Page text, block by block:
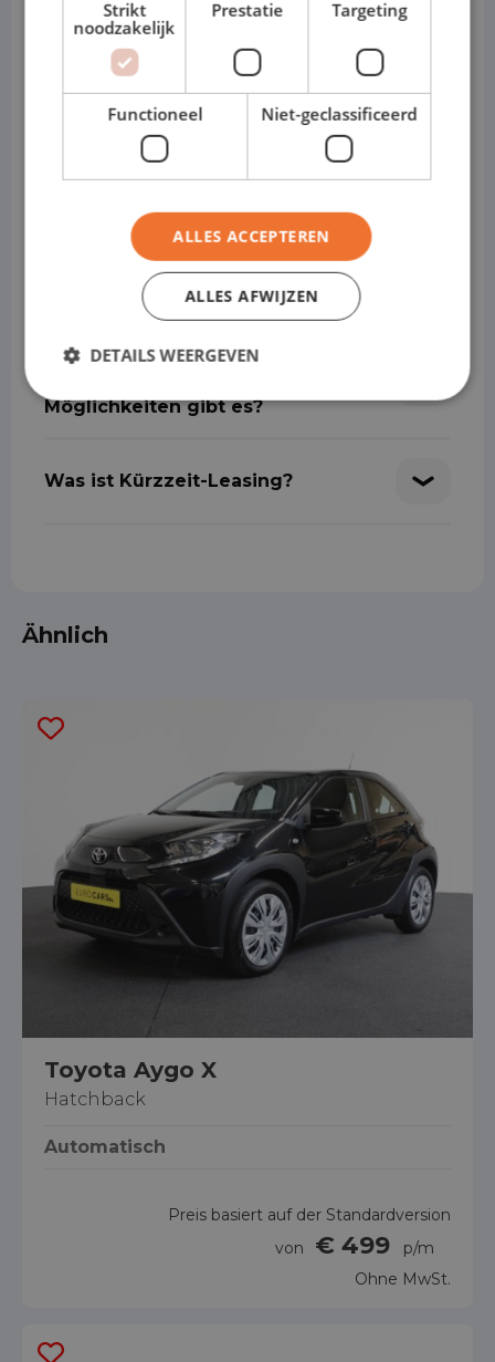
Ich bin ein Startunternehmer
Möglichkeiten gibt es?
Was ist Kürzzeit-Leasing?
Ähnlich
Toyota Aygo X
Hatchback
Automatisch
Preis basiert auf der Standardversion
von
€ 499
p/m
Ohne MwSt.
Strikt
noodzakelijk
Prestatie Targeting
Functioneel Niet-geclassificeerd
ALLES ACCEPTEREN
ALLES AFWIJZEN
DETAILS WEERGEVEN